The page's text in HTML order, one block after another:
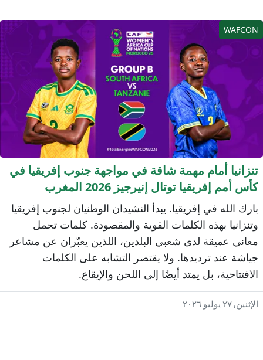
أمام مهمة شاقة في مواجهة جنوب إفريقيا في
أمم إفريقيا توتال إنيرجيز 2026 المغرب
بارك الله في إفريقيا. يبدأ النشيدان الوطنيان لجنوب إفريقيا
بهذه الكلمات القوية والمقصودة. كلمات تحمل
عميقة لدى شعبي البلدين، اللذين يعبّران عن مشاعر
عند ترديدها. ولا يقتصر التشابه على الكلمات
بل يمتد أيضًا إلى اللحن والإيقاع.
٢٧ يوليو ٢٠٢٦